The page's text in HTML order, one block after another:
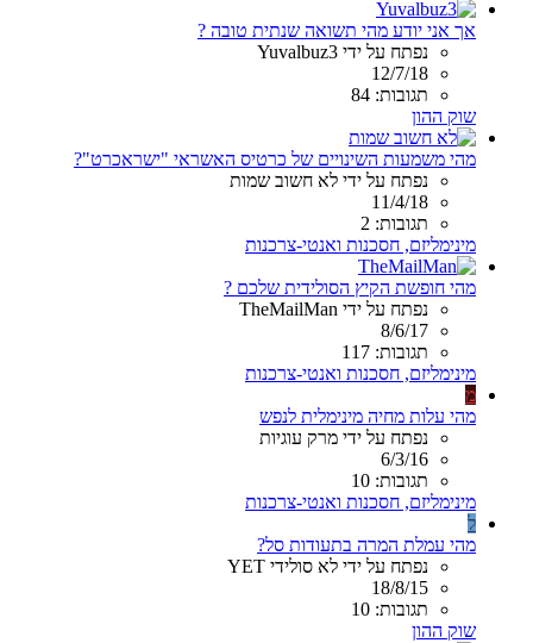
אך אני יודע מהי תשואה שנתית טובה ?
נפתח על ידי Yuvalbuz3
12/7/18
תגובות: 84
שוק ההון
מהי משמעות השינויים של כרטיס האשראי "ישראכרט"?
נפתח על ידי לא חשוב שמות
11/4/18
תגובות: 2
מינימליזם, חסכנות ואנטי-צרכנות
מהי חופשת הקיץ הסולידית שלכם ?
נפתח על ידי TheMailMan
8/6/17
תגובות: 117
מינימליזם, חסכנות ואנטי-צרכנות
מ
מהי עלות מחיה מינימלית לנפש
נפתח על ידי מרק עוגיות
6/3/16
תגובות: 10
מינימליזם, חסכנות ואנטי-צרכנות
ל
מהי עמלת המרה בתעודות סל?
נפתח על ידי לא סולידי YET
18/8/15
תגובות: 10
שוק ההון